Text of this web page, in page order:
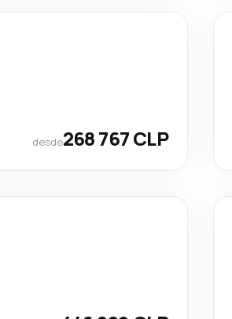
desde268 767 CLP